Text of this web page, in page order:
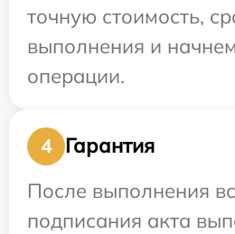
точную стоимость,
выполнения и
операции.
4
Гарантия
После выполнения
подписания акта